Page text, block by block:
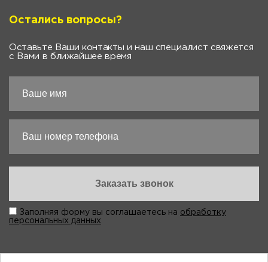
Остались вопросы?
Оставьте Ваши контакты и наш специалист свяжется
с Вами в ближайшее время
Заполняя форму вы соглашаетесь на обработку
персональных данных